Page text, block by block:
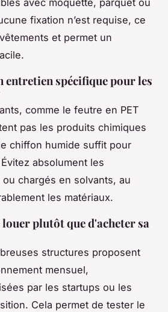
avec moquette, parquet ou
fixation n’est requise, ce
et permet un
spécifique pour les
comme le feutre en PET
pas les produits chimiques
chiffon humide suffit pour
absolument les
chargés en solvants, au
les matériaux.
plutôt que d'acheter sa
structures proposent
mensuel,
par les startups ou les
Cela permet de tester le